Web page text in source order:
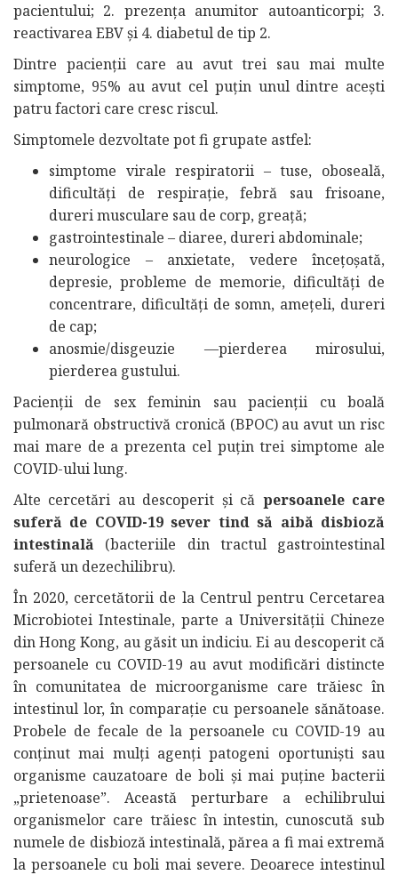
pacientului; 2. prezența anumitor autoanticorpi; 3.
reactivarea EBV și 4. diabetul de tip 2.
Dintre pacienții care au avut trei sau mai multe
simptome, 95% au avut cel puțin unul dintre acești
patru factori care cresc riscul.
Simptomele dezvoltate pot fi grupate astfel:
simptome virale respiratorii – tuse, oboseală,
dificultăți de respirație, febră sau frisoane,
dureri musculare sau de corp, greață;
gastrointestinale – diaree, dureri abdominale;
neurologice – anxietate, vedere încețoșată,
depresie, probleme de memorie, dificultăți de
concentrare, dificultăți de somn, amețeli, dureri
de cap;
anosmie/disgeuzie —pierderea mirosului,
pierderea gustului.
Pacienții de sex feminin sau pacienții cu boală
pulmonară obstructivă cronică (BPOC) au avut un risc
mai mare de a prezenta cel puțin trei simptome ale
COVID-ului lung.
Alte cercetări au descoperit și că persoanele care
suferă de COVID-19 sever tind să aibă disbioză
intestinală (bacteriile din tractul gastrointestinal
suferă un dezechilibru).
În 2020, cercetătorii de la Centrul pentru Cercetarea
Microbiotei Intestinale, parte a Universității Chineze
din Hong Kong, au găsit un indiciu. Ei au descoperit că
persoanele cu COVID-19 au avut modificări distincte
în comunitatea de microorganisme care trăiesc în
intestinul lor, în comparație cu persoanele sănătoase.
Probele de fecale de la persoanele cu COVID-19 au
conținut mai mulți agenți patogeni oportuniști sau
organisme cauzatoare de boli și mai puține bacterii
„prietenoase”. Această perturbare a echilibrului
organismelor care trăiesc în intestin, cunoscută sub
numele de disbioză intestinală, părea a fi mai extremă
la persoanele cu boli mai severe. Deoarece intestinul